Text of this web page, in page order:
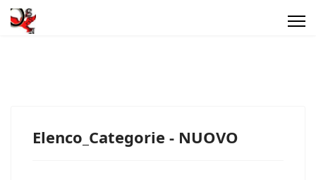
Elenco_Categorie - NUOVO